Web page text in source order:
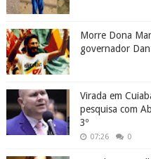
Morre Dona
governador
Virada em
pesquisa com
3º
07:26 0